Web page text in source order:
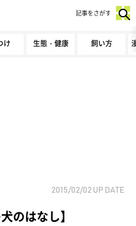
け 生態・健康 飼い方
記事をさがす
2015/02/02 UP DATE
のはなし】